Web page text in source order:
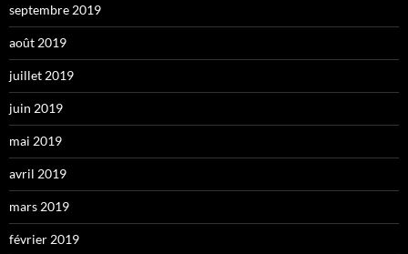
septembre 2019
août 2019
juillet 2019
juin 2019
mai 2019
avril 2019
mars 2019
février 2019